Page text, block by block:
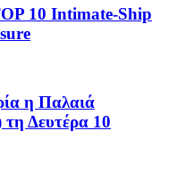
10 Intimate-Ship
η Παλαιά
Δευτέρα 10